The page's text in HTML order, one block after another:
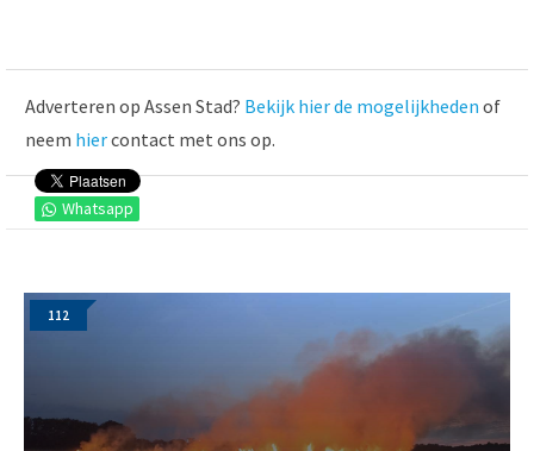
Whatsapp
Adverteren op Assen Stad? Bekijk hier de mogelijkheden of
neem hiercontact met ons op.
112